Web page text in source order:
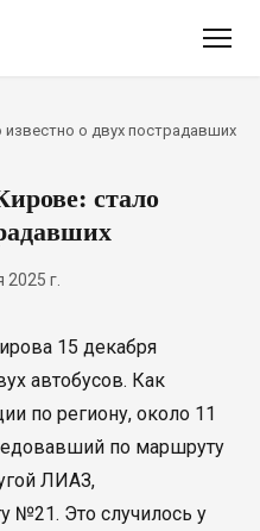
о двух пострадавших
стало
2025 г.
15 декабря
автобусов. Как
по региону, около 11
по маршруту
ЛИАЗ,
№21. Это случилось у